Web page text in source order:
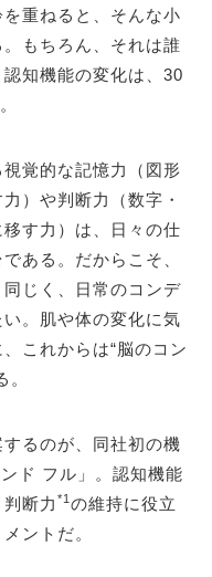
重ねると、そんな小
もちろん、それは誰
知機能の変化は、30
覚的な記憶力（図形
）や判断力（数字・
す力）は、日々の仕
ある。だからこそ、
じく、日常のコンデ
。肌や体の変化に気
これからは“脳のコン
。
るのが、同社初の機
ド フル」。認知機能
断力 *1 の維持に役立
ントだ。